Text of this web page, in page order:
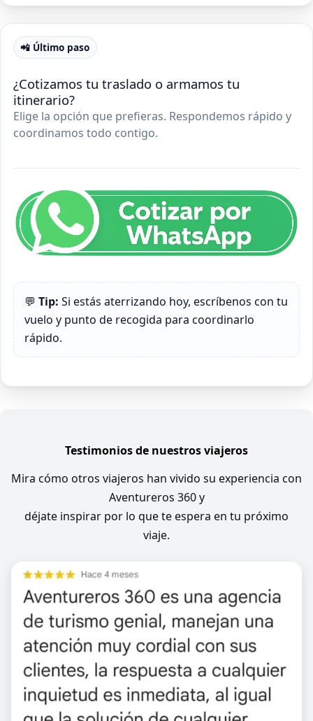
📲 Último paso
¿Cotizamos tu traslado o armamos tu
itinerario?
Elige la opción que prefieras. Respondemos rápido y
coordinamos todo contigo.
💬 Tip: Si estás aterrizando hoy, escríbenos con tu
vuelo y punto de recogida para coordinarlo
rápido.
Testimonios de nuestros viajeros
Mira cómo otros viajeros han vivido su experiencia con
Aventureros 360 y
déjate inspirar por lo que te espera en tu próximo
viaje.